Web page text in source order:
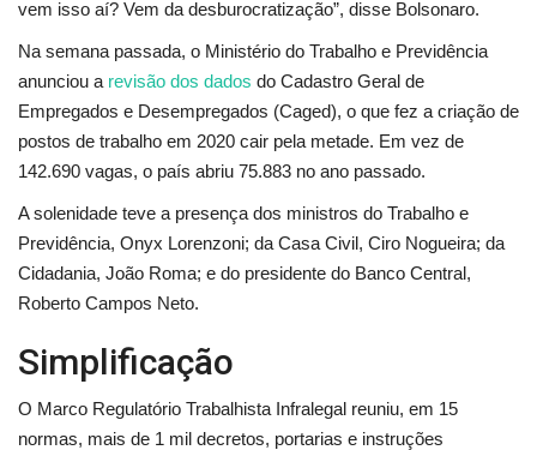
vem isso aí? Vem da desburocratização”, disse Bolsonaro.
Na semana passada, o Ministério do Trabalho e Previdência
anunciou a revisão dos dados do Cadastro Geral de
Empregados e Desempregados (Caged), o que fez a criação de
postos de trabalho em 2020 cair pela metade. Em vez de
142.690 vagas, o país abriu 75.883 no ano passado.
A solenidade teve a presença dos ministros do Trabalho e
Previdência, Onyx Lorenzoni; da Casa Civil, Ciro Nogueira; da
Cidadania, João Roma; e do presidente do Banco Central,
Roberto Campos Neto.
Simplificação
O Marco Regulatório Trabalhista Infralegal reuniu, em 15
normas, mais de 1 mil decretos, portarias e instruções